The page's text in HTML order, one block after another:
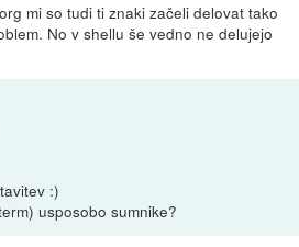
mi so tudi ti znaki začeli delovat tako
No v shellu še vedno ne delujejo
:)
usposobo sumnike?